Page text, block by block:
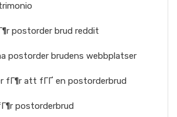
postorder brud reddit
postorder brudens webbplatser
fГ¶r att fГҐ en postorderbrud
postorderbrud